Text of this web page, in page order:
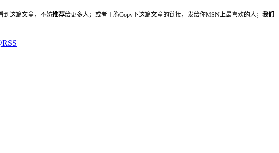
到这篇文章，不妨推荐给更多人；或者干脆Copy下这篇文章的链接，发给你MSN上最喜欢的人； 我们